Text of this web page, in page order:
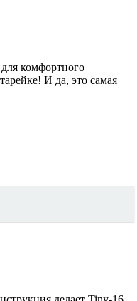
комфортного
И да, это самая